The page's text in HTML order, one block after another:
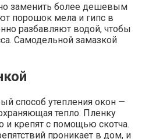
заменить более дешевым
порошок мела и гипс в
разбавляют водой, чтобы
Самодельной замазкой
способ утепления окон —
тепло. Пленку
и крепят с помощью скотча.
проникает в дом, и